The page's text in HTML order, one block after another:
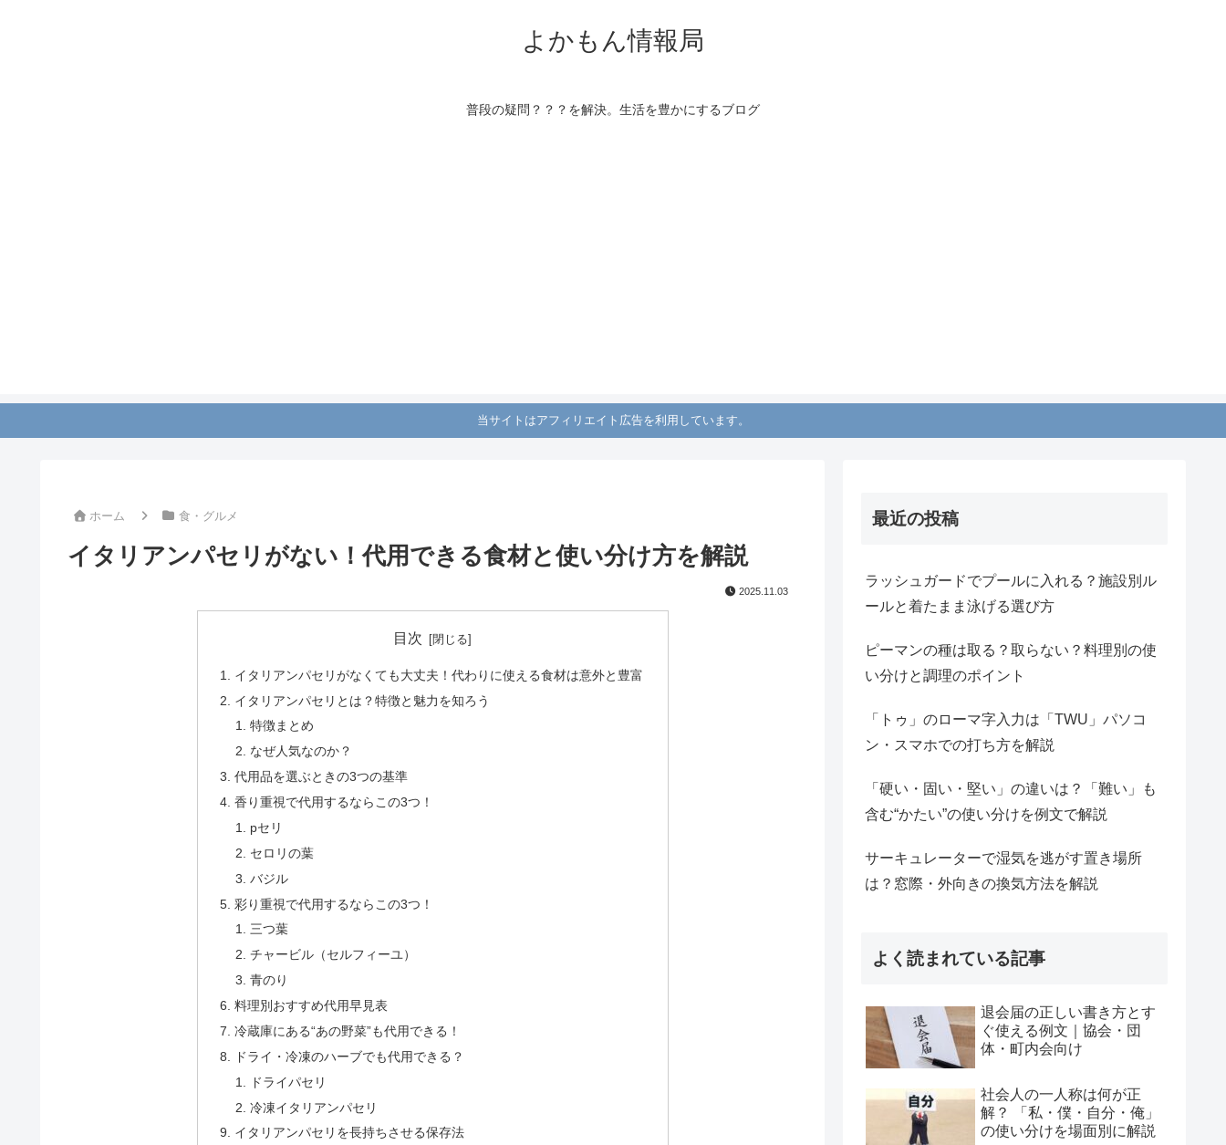
よかもん情報局
普段の疑問？？？を解決。生活を豊かにするブログ
当サイトはアフィリエイト広告を利用しています。
ホーム 食・グルメ
イタリアンパセリがない！代用できる食材と使い分け方を解説
2025.11.03
目次
イタリアンパセリがなくても大丈夫！代わりに使える食材は意外と豊富
イタリアンパセリとは？特徴と魅力を知ろう
特徴まとめ
なぜ人気なのか？
代用品を選ぶときの3つの基準
香り重視で代用するならこの3つ！
pセリ
セロリの葉
バジル
彩り重視で代用するならこの3つ！
三つ葉
チャービル（セルフィーユ）
青のり
料理別おすすめ代用早見表
冷蔵庫にある“あの野菜”も代用できる！
ドライ・冷凍のハーブでも代用できる？
ドライパセリ
冷凍イタリアンパセリ
イタリアンパセリを長持ちさせる保存法
最近の投稿
ラッシュガードでプールに入れる？施設別ル
ールと着たまま泳げる選び方
ピーマンの種は取る？取らない？料理別の使
い分けと調理のポイント
「トゥ」のローマ字入力は「TWU」パソコ
ン・スマホでの打ち方を解説
「硬い・固い・堅い」の違いは？「難い」も
含む“かたい”の使い分けを例文で解説
サーキュレーターで湿気を逃がす置き場所
は？窓際・外向きの換気方法を解説
よく読まれている記事
退会届の正しい書き方とす
ぐ使える例文｜協会・団
体・町内会向け
社会人の一人称は何が正
解？ 「私・僕・自分・俺」
の使い分けを場面別に解説